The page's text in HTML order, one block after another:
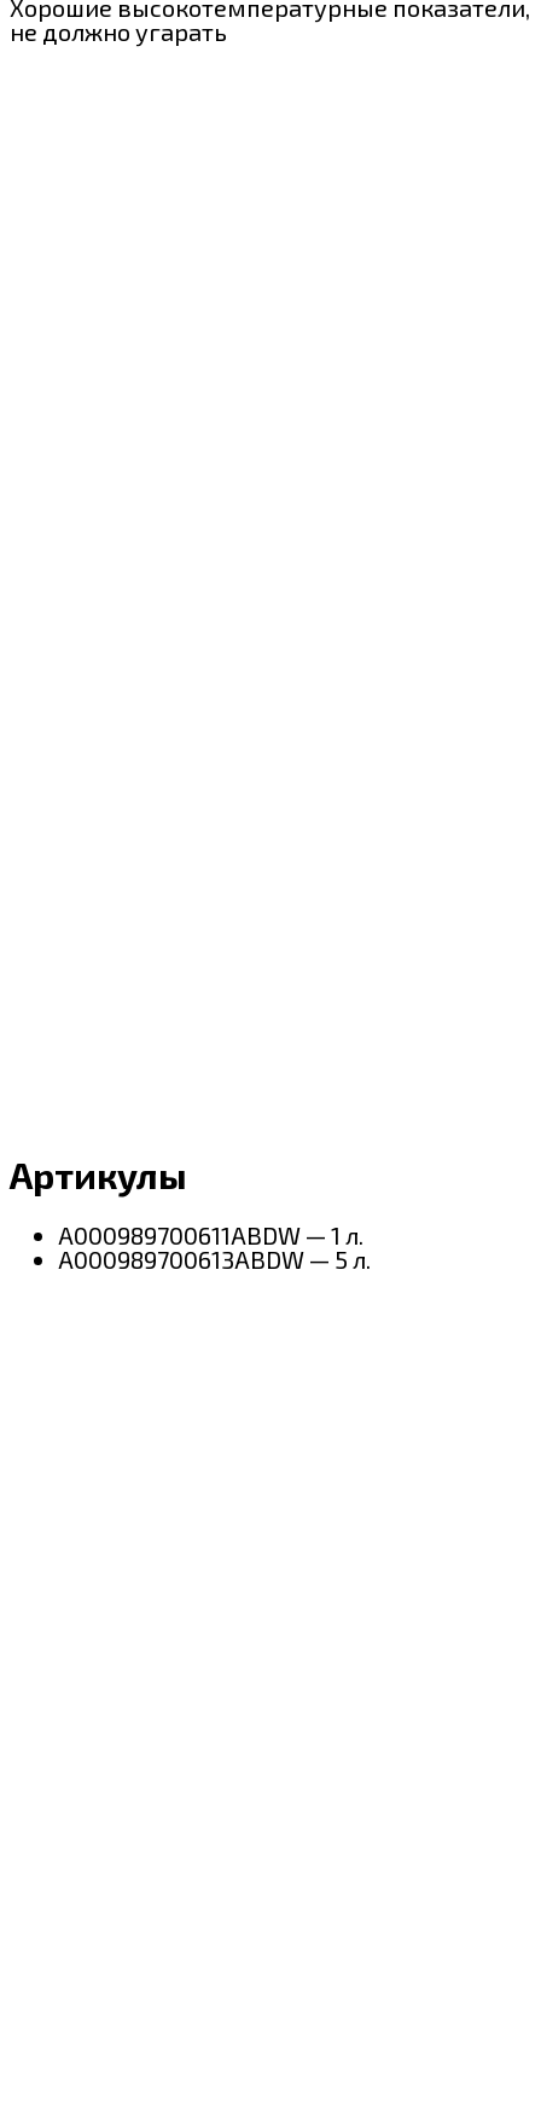
Хорошие высокотемпературные показатели,
не должно угарать
Артикулы
A000989700611ABDW — 1 л.
A000989700613ABDW — 5 л.